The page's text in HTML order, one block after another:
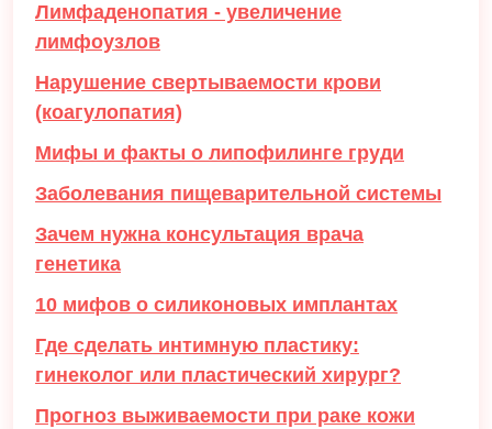
Лимфаденопатия - увеличение
лимфоузлов
Нарушение свертываемости крови
(коагулопатия)
Мифы и факты о липофилинге груди
Заболевания пищеварительной системы
Зачем нужна консультация врача
генетика
10 мифов о силиконовых имплантах
Где сделать интимную пластику:
гинеколог или пластический хирург?
Прогноз выживаемости при раке кожи